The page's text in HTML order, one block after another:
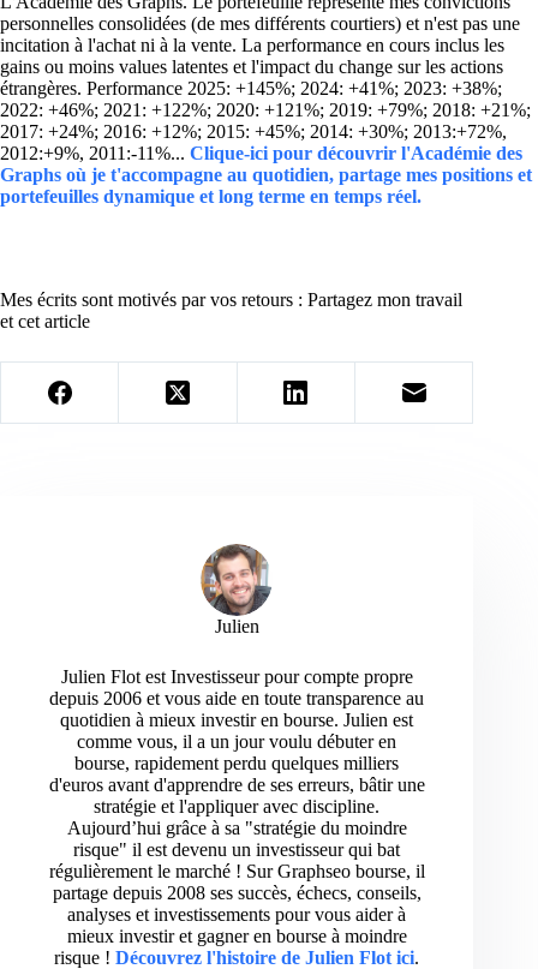
personnelles consolidées (de mes différents courtiers) et n'est pas une
incitation à l'achat ni à la vente. La performance en cours inclus les
gains ou moins values latentes et l'impact du change sur les actions
étrangères. Performance 2025: +145%; 2024: +41%; 2023: +38%;
2022: +46%; 2021: +122%; 2020: +121%; 2019: +79%; 2018: +21%;
2017: +24%; 2016: +12%; 2015: +45%; 2014: +30%; 2013:+72%,
2012:+9%, 2011:-11%... Clique-ici pour découvrir l'Académie des
Graphs où je t'accompagne au quotidien, partage mes positions et
portefeuilles dynamique et long terme en temps réel.
Mes écrits sont motivés par vos retours : Partagez mon travail
et cet article
Julien
Julien Flot est Investisseur pour compte propre
depuis 2006 et vous aide en toute transparence au
quotidien à mieux investir en bourse. Julien est
comme vous, il a un jour voulu débuter en
bourse, rapidement perdu quelques milliers
d'euros avant d'apprendre de ses erreurs, bâtir une
stratégie et l'appliquer avec discipline.
Aujourd’hui grâce à sa "stratégie du moindre
risque" il est devenu un investisseur qui bat
régulièrement le marché ! Sur Graphseo bourse, il
partage depuis 2008 ses succès, échecs, conseils,
analyses et investissements pour vous aider à
mieux investir et gagner en bourse à moindre
risque ! Découvrez l'histoire de Julien Flot ici.